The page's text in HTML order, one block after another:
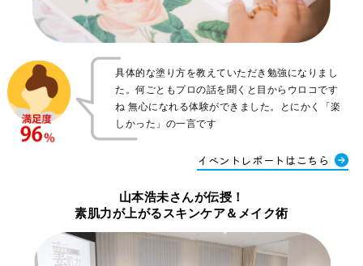
具体的な塗り方を教えていただき勉強になりまし
た。何ごともプロの話を聞くと目からウロコです
ね 無心になれる体験ができました。とにかく「楽
しかった」の一言です
イベントレポートはこちら
山本浩未さんが伝授！
素肌力が上がるスキンケア＆メイク術